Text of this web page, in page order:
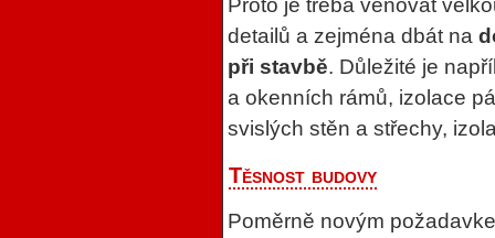
Proto je třeba věnovat
detailů a zejména dbát na
při stavbě. Důležité je
a okenních rámů, izolace
svislých stěn a střechy,
Těsnost budovy
Poměrně novým